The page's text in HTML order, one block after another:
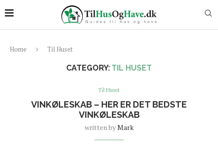
Home Til Huset
CATEGORY: TIL HUSET
Til Huset
VINKØLESKAB – HER ER DET BEDSTE
VINKØLESKAB
written byMark